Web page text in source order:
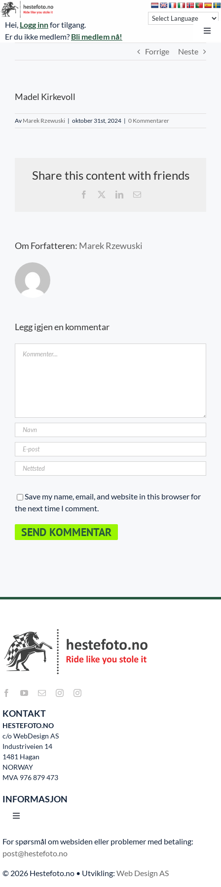
Skip
to
content
Hei, Logg innfor tilgang.
Er du ikke medlem? Bli medlem nå!
Øvrevoll treningsdager
NoARK
Forrige Neste
Madel Kirkevoll
Av Marek Rzewuski | oktober 31st, 2024 | 0 Kommentarer
Share this content with friends
Facebook LinkedIn
E-
Om Forfatteren: Marek Rzewuski
Legg igjen en kommentar
Save my name, email, and website in this browser for
the next time I comment.
KONTAKT
HESTEFOTO.NO
c/o WebDesign AS
Industriveien 14
1481 Hagan
NORWAY
MVA 976 879 473
INFORMASJON
Toggle
Hjem
Bruksvilkår
For spørsmål om websiden eller problemer med betaling:
post@hestefoto.no
© 2026 Hestefoto.no • Utvikling: Web Design AS